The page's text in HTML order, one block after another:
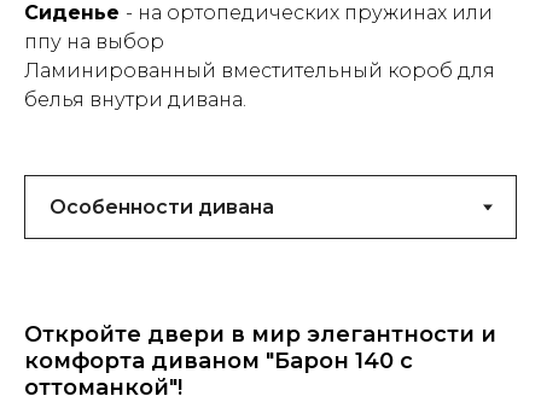
Сиденье - на ортопедических пружинах или
ппу на выбор
Ламинированный вместительный короб для
белья внутри дивана.
Откройте двери в мир элегантности и
комфорта диваном "Барон 140 с
оттоманкой"!